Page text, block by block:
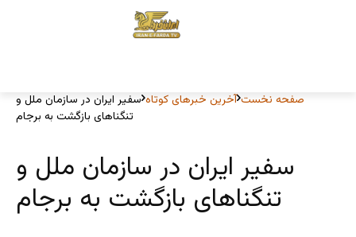
صفحه نخست آخرین خبرهای کوتاه سفیر ایران در سازمان ملل و
تنگناهای بازگشت به برجام
سفیر ایران در سازمان ملل و
تنگناهای بازگشت به برجام